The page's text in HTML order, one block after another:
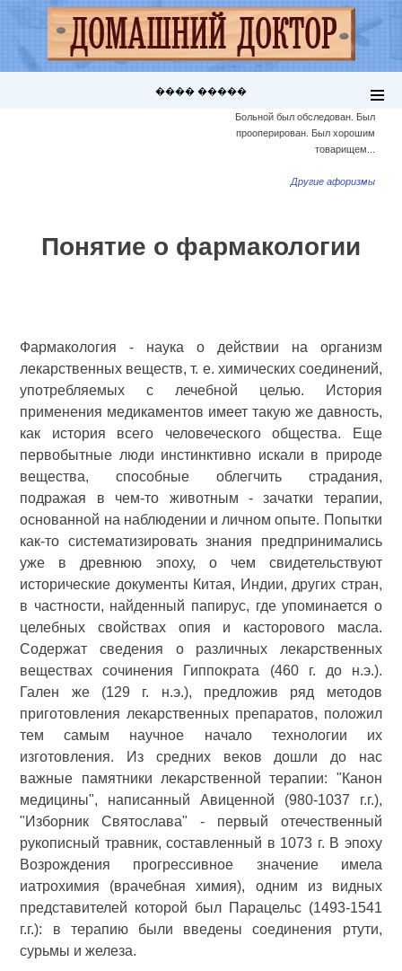
���� �����
Больной был обследован. Был
прооперирован. Был хорошим
товарищем...
Другие афоризмы
Понятие о фармакологии
Фармакология - наука о действии на организм
лекарственных веществ, т. е. химических соединений,
употребляемых с лечебной целью. История
применения медикаментов имеет такую же давность,
как история всего человеческого общества. Еще
первобытные люди инстинктивно искали в природе
вещества, способные облегчить страдания,
подражая в чем-то животным - зачатки терапии,
основанной на наблюдении и личном опыте. Попытки
как-то систематизировать знания предпринимались
уже в древнюю эпоху, о чем свидетельствуют
исторические документы Китая, Индии, других стран,
в частности, найденный папирус, где упоминается о
целебных свойствах опия и касторового масла.
Содержат сведения о различных лекарственных
веществах сочинения Гиппократа (460 г. до н.э.).
Гален же (129 г. н.э.), предложив ряд методов
приготовления лекарственных препаратов, положил
тем самым научное начало технологии их
изготовления. Из средних веков дошли до нас
важные памятники лекарственной терапии: "Канон
медицины", написанный Авиценной (980-1037 г.г.),
"Изборник Святослава" - первый отечественный
рукописный травник, составленный в 1073 г. В эпоху
Возрождения прогрессивное значение имела
иатрохимия (врачебная химия), одним из видных
представителей которой был Парацельс (1493-1541
г.г.): в терапию были введены соединения ртути,
сурьмы и железа.